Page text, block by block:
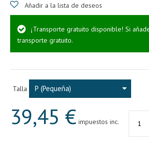
Añadir a la lista de deseos
¡Transporte gratuito disponible! Si
transporte gratuito.
Talla P (Pequeña)
39,45 €impuestos inc.